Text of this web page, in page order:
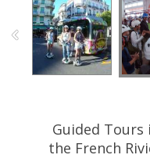
Guided Tours
the French